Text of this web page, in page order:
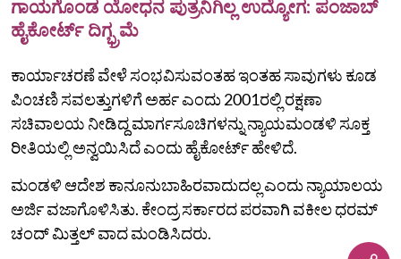
ಗಾಯಗೊಂಡ ಯೋಧನ ಪುತ್ರನಿಗಿಲ್ಲ ಉದ್ಯೋಗ: ಪಂಜಾಬ್
ಹೈಕೋರ್ಟ್ ದಿಗ್ಭ್ರಮೆ
ಕಾರ್ಯಾಚರಣೆ ವೇಳೆ ಸಂಭವಿಸುವಂತಹ ಇಂತಹ ಸಾವುಗಳು ಕೂಡ
ಪಿಂಚಣಿ ಸವಲತ್ತುಗಳಿಗೆ ಅರ್ಹ ಎಂದು 2001ರಲ್ಲಿ ರಕ್ಷಣಾ
ಸಚಿವಾಲಯ ನೀಡಿದ್ದ ಮಾರ್ಗಸೂಚಿಗಳನ್ನು ನ್ಯಾಯಮಂಡಳಿ ಸೂಕ್ತ
ರೀತಿಯಲ್ಲಿ ಅನ್ವಯಿಸಿದೆ ಎಂದು ಹೈಕೋರ್ಟ್‌ ಹೇಳಿದೆ.
ಮಂಡಳಿ ಆದೇಶ ಕಾನೂನುಬಾಹಿರವಾದುದಲ್ಲ ಎಂದು ನ್ಯಾಯಾಲಯ
ಅರ್ಜಿ ವಜಾಗೊಳಿಸಿತು. ಕೇಂದ್ರ ಸರ್ಕಾರದ ಪರವಾಗಿ ವಕೀಲ ಧರಮ್
ಚಂದ್ ಮಿತ್ತಲ್ ವಾದ ಮಂಡಿಸಿದರು.